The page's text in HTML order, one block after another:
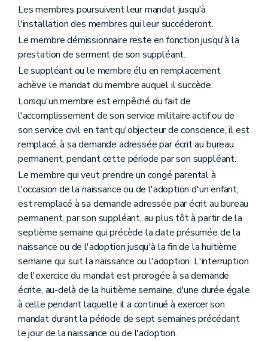
Les membres poursuivent leur mandat jusqu'à
l'installation des membres qui leur succéderont.
Le membre démissionnaire reste en fonction jusqu'à la
prestation de serment de son suppléant.
Le suppléant ou le membre élu en remplacement
achève le mandat du membre auquel il succède.
Lorsqu'un membre est empêché du fait de
l'accomplissement de son service militaire actif ou de
son service civil en tant qu'objecteur de conscience, il est
remplacé, à sa demande adressée par écrit au bureau
permanent, pendant cette période par son suppléant.
Le membre qui veut prendre un congé parental à
l'occasion de la naissance ou de l'adoption d'un enfant,
est remplacé à sa demande adressée par écrit au bureau
permanent, par son suppléant, au plus tôt à partir de la
septième semaine qui précède la date présumée de la
naissance ou de l'adoption jusqu'à la fin de la huitième
semaine qui suit la naissance ou l'adoption. L'interruption
de l'exercice du mandat est prorogée à sa demande
écrite, au-delà de la huitième semaine, d'une durée égale
à celle pendant laquelle il a continué à exercer son
mandat durant la période de sept semaines précédant
le jour de la naissance ou de l'adoption.